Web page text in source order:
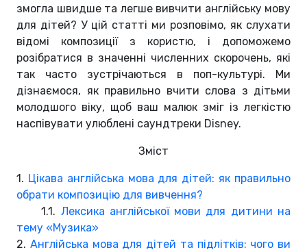
змогла швидше та легше вивчити англійську мову
для дітей? У цій статті ми розповімо, як слухати
відомі композиції з користю, і допоможемо
розібратися в значенні численних скорочень, які
так часто зустрічаються в поп-культурі. Ми
дізнаємося, як правильно вчити слова з дітьми
молодшого віку, щоб ваш малюк зміг із легкістю
наспівувати улюблені саундтреки Disney.
Зміст
1. Цікава англійська мова для дітей: як правильно
обрати композицію для вивчення?
1.1. Лексика англійської мови для дитини на
тему «Музика»
2. Англійська мова для дітей та підлітків: чого ви